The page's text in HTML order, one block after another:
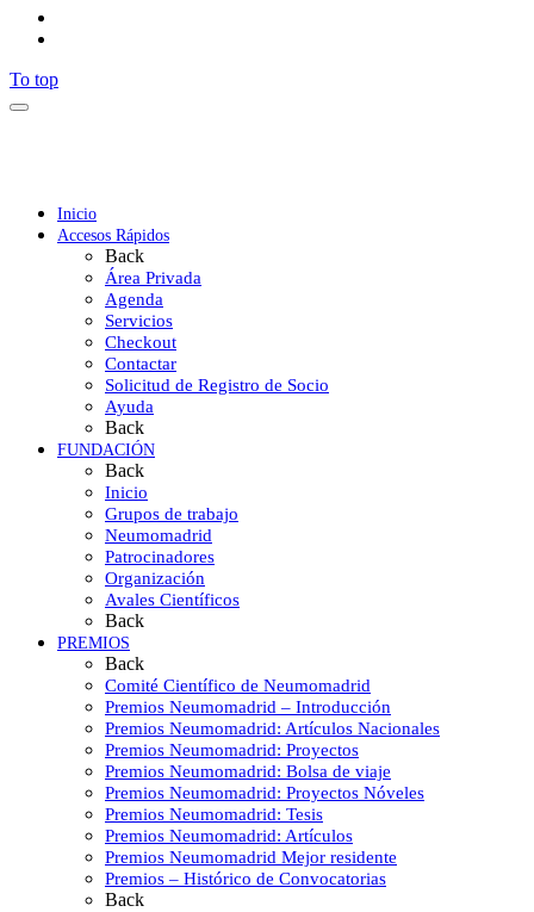
To top
Inicio
Accesos Rápidos
Back
Área Privada
Agenda
Servicios
Checkout
Contactar
Solicitud de Registro de Socio
Ayuda
Back
FUNDACIÓN
Back
Inicio
Grupos de trabajo
Neumomadrid
Patrocinadores
Organización
Avales Científicos
Back
PREMIOS
Back
Comité Científico de Neumomadrid
Premios Neumomadrid – Introducción
Premios Neumomadrid: Artículos Nacionales
Premios Neumomadrid: Proyectos
Premios Neumomadrid: Bolsa de viaje
Premios Neumomadrid: Proyectos Nóveles
Premios Neumomadrid: Tesis
Premios Neumomadrid: Artículos
Premios Neumomadrid Mejor residente
Premios – Histórico de Convocatorias
Back